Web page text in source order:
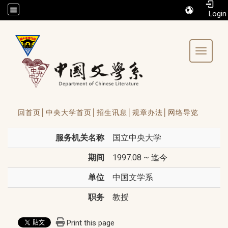
/accesskey"" title="Toolbar">:::
Toggle
回首页│ 中央大学首页│ 招生讯息│ 规章办法│ 网络导览
服务机关名称 国立中央大学
期间 1997.08 ~ 迄今
单位 中国文学系
职务 教授
Print this page